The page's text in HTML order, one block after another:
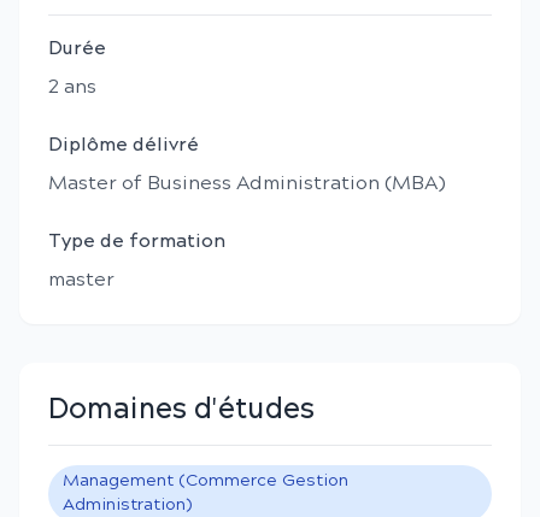
Durée
2 ans
Diplôme délivré
Master of Business Administration (MBA)
Type de formation
master
Domaines d'études
Management (Commerce Gestion
Administration)